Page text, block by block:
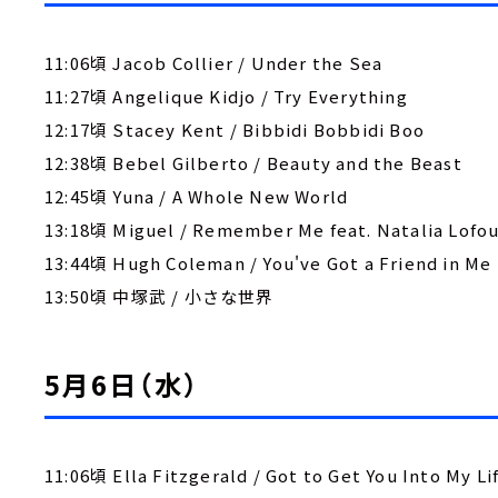
11:06頃 Jacob Collier / Under the Sea
11:27頃 Angelique Kidjo / Try Everything
12:17頃 Stacey Kent / Bibbidi Bobbidi Boo
12:38頃 Bebel Gilberto / Beauty and the Beast
12:45頃 Yuna / A Whole New World
13:18頃 Miguel / Remember Me feat. Natalia
13:44頃 Hugh Coleman / You've Got a Friend in Me
13:50頃 中塚武 / 小さな世界
5月6日（水）
11:06頃 Ella Fitzgerald / Got to Get You Into My